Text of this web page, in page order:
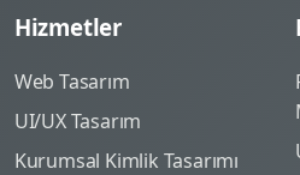
Hizmetler
Web Tasarım
UI/UX Tasarım
Kurumsal Kimlik Tasarımı